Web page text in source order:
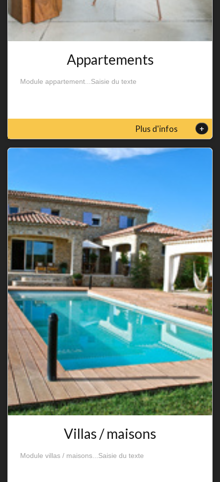
Appartements
Module appartement...Saisie du texte
Plus d'infos +
Villas / maisons
Module villas / maisons...Saisie du texte